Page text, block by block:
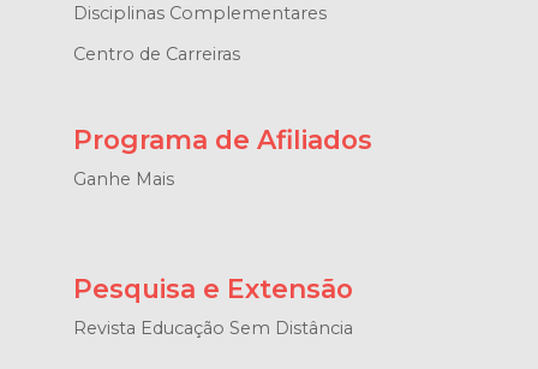
Disciplinas Complementares
Centro de Carreiras
Programa de Afiliados
Ganhe Mais
Pesquisa e Extensão
Revista Educação Sem Distância